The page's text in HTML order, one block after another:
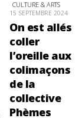
CULTURE & ARTS
15 SEPTEMBRE 2024
On est allés
coller
l’oreille aux
colimaçons
de la
collective
Phèmes